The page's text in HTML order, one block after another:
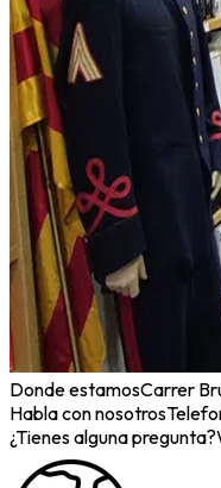
Donde estamosCarrer
Habla con nosotros
¿Tienes alguna pregunta?